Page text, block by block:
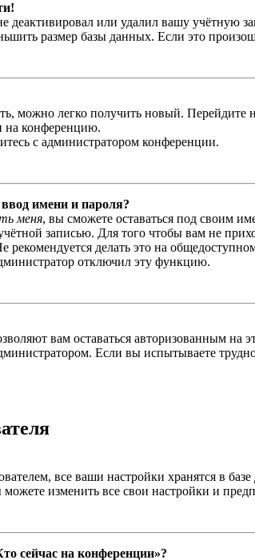
или удалил вашу учётную
размер базы данных. Если это
можно легко получить новый.
на конференцию.
с администратором конференции.
имени и пароля?
меня, вы сможете оставаться под своим
записью. Для того чтобы вам не
делать это на
отключил эту функцию.
вам оставаться авторизованным
Если вы испытываете
все ваши настройки хранятся в
изменить все свои настройки и
сейчас на конференции»?